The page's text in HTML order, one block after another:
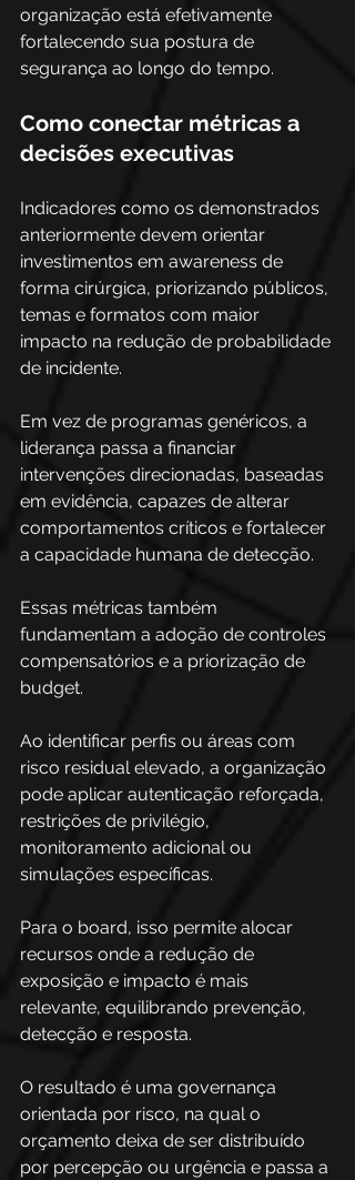
organização está efetivamente
fortalecendo sua postura de
segurança ao longo do tempo.
Como conectar métricas a
decisões executivas
Indicadores como os demonstrados
anteriormente devem orientar
investimentos em awareness de
forma cirúrgica, priorizando públicos,
temas e formatos com maior
impacto na redução de probabilidade
de incidente.
Em vez de programas genéricos, a
liderança passa a financiar
intervenções direcionadas, baseadas
em evidência, capazes de alterar
comportamentos críticos e fortalecer
a capacidade humana de detecção.
Essas métricas também
fundamentam a adoção de controles
compensatórios e a priorização de
budget.
Ao identificar perfis ou áreas com
risco residual elevado, a organização
pode aplicar autenticação reforçada,
restrições de privilégio,
monitoramento adicional ou
simulações específicas.
Para o board, isso permite alocar
recursos onde a redução de
exposição e impacto é mais
relevante, equilibrando prevenção,
detecção e resposta.
O resultado é uma governança
orientada por risco, na qual o
orçamento deixa de ser distribuído
por percepção ou urgência e passa a